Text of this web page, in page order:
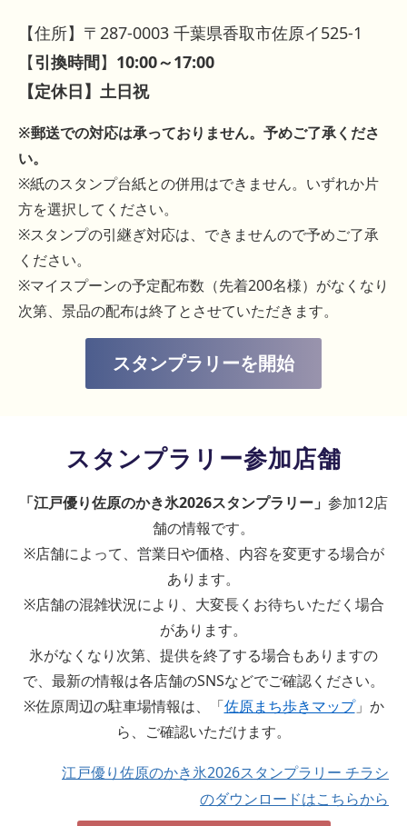
【住所】〒287-0003 千葉県香取市佐原イ525-1
【引換時間】 10:00～17:00
【定休日】土日祝
※郵送での対応は承っておりません。予めご了承くださ
い。
※紙のスタンプ台紙との併用はできません。いずれか片
方を選択してください。
※スタンプの引継ぎ対応は、できませんので予めご了承
ください。
※マイスプーンの予定配布数（先着200名様）がなくなり
次第、景品の配布は終了とさせていただきます。
スタンプラリーを開始
スタンプラリー参加店舗
「江戸優り佐原のかき氷2026スタンプラリー」 参加12店
舗の情報です。
※店舗によって、営業日や価格、内容を変更する場合が
あります。
※店舗の混雑状況により、大変長くお待ちいただく場合
があります。
氷がなくなり次第、提供を終了する場合もありますの
で、最新の情報は各店舗のSNSなどでご確認ください。
※佐原周辺の駐車場情報は、「佐原まち歩きマップ」か
ら、ご確認いただけます。
江戸優り佐原のかき氷2026スタンプラリー チラシ
のダウンロードはこちらから